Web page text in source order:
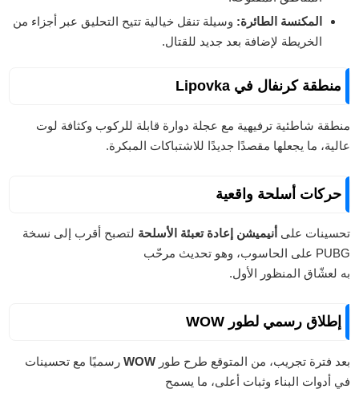
المكنسة الطائرة: وسيلة تنقل خيالية تتيح التحليق عبر أجزاء من
الخريطة لإضافة بعد جديد للقتال.
منطقة كرنفال في Lipovka
منطقة شاطئية ترفيهية مع عجلة دوارة قابلة للركوب وكثافة لوت
عالية، ما يجعلها مقصدًا جديدًا للاشتباكات المبكرة.
حركات أسلحة واقعية
تحسينات على أنيميشن إعادة تعبئة الأسلحة لتصبح أقرب إلى نسخة
PUBG على الحاسوب، وهو تحديث مرحّب
به لعشّاق المنظور الأول.
إطلاق رسمي لطور WOW
بعد فترة تجريب، من المتوقع طرح طور WOW رسميًا مع تحسينات
في أدوات البناء وثبات أعلى، ما يسمح